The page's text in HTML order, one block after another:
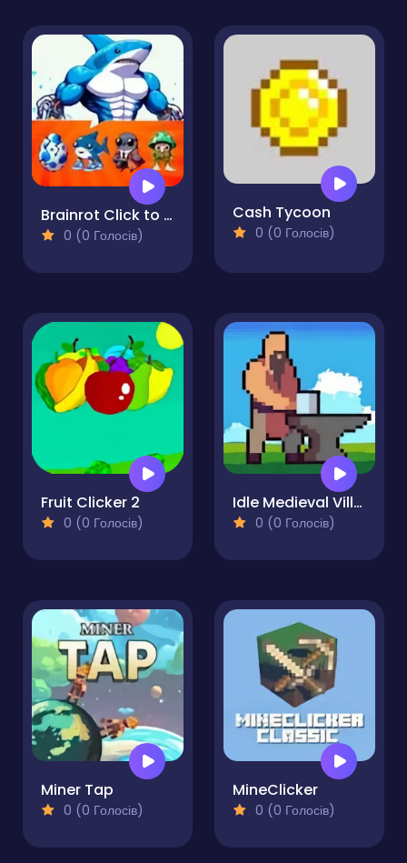
Brainrot Click to Hatch
0 (0 Голосів)
Cash Tycoon
0 (0 Голосів)
Fruit Clicker 2
0 (0 Голосів)
Idle Medieval Village
0 (0 Голосів)
Miner Tap
0 (0 Голосів)
MineClicker
0 (0 Голосів)